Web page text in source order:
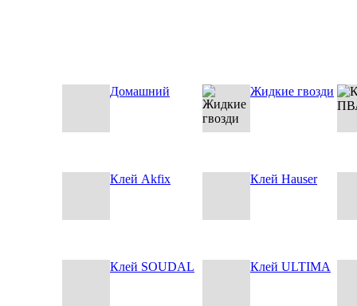
Домашний Жидкие гвозди
Клей Akfix Клей Hauser
Клей SOUDAL Клей ULTIMA